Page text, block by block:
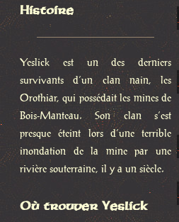
Histoire
Yeslick est un des derniers
survivants d’un clan nain, les
Orothiar, qui possédait les mines de
Bois-Manteau. Son clan s’est
presque éteint lors d’une terrible
inondation de la mine par une
rivière souterraine, il y a un siècle.
Où trouver Yeslick